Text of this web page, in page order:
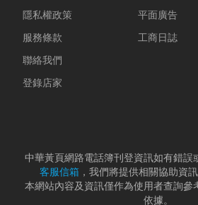
隱私權政策
服務條款
聯絡我們
登錄店家
平面廣告
工商日誌
中華黃頁網路電話簿刊登資訊如有錯誤
客服信箱 ，我們將提供相關協助資
本網站內容及資訊僅作為使用者查詢參
依據。